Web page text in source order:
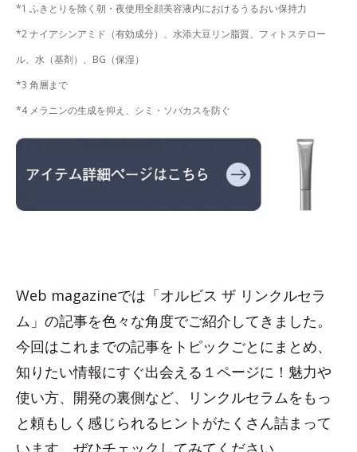
*1 ふきとりを除く朝・夜使用全顔美容液内におけるうるおい保持力
*2 ナイアシンアミド（有効成分）、水添大豆リン脂質、フィトステロー
ル、水（基剤）、BG（保湿）
*3 角層まで
*4 メラニンの生成を抑え、シミ・ソバカスを防ぐ
Web magazineでは「オルビス ザ リンクルセラ
ム」の記事を色々な角度でご紹介してきました。
今回はこれまでの記事をトピックごとにまとめ、
知りたい情報にすぐ出会える１ページに！魅力や
使い方、開発の裏側など、リンクルセラムをもっ
と頼もしく感じられるヒントがたくさん詰まって
います。ぜひチェックしてみてください